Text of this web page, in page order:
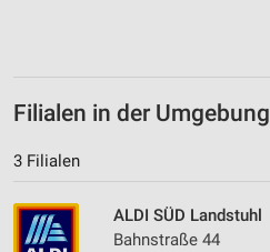
Filialen in der Umgebung
3 Filialen
ALDI SÜD Landstuhl
Bahnstraße 44